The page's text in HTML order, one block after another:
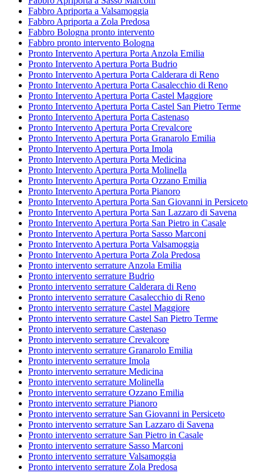
Fabbro Apriporta a Valsamoggia
Fabbro Apriporta a Zola Predosa
Fabbro Bologna pronto intervento
Fabbro pronto intervento Bologna
Pronto Intervento Apertura Porta Anzola Emilia
Pronto Intervento Apertura Porta Budrio
Pronto Intervento Apertura Porta Calderara di Reno
Pronto Intervento Apertura Porta Casalecchio di Reno
Pronto Intervento Apertura Porta Castel Maggiore
Pronto Intervento Apertura Porta Castel San Pietro Terme
Pronto Intervento Apertura Porta Castenaso
Pronto Intervento Apertura Porta Crevalcore
Pronto Intervento Apertura Porta Granarolo Emilia
Pronto Intervento Apertura Porta Imola
Pronto Intervento Apertura Porta Medicina
Pronto Intervento Apertura Porta Molinella
Pronto Intervento Apertura Porta Ozzano Emilia
Pronto Intervento Apertura Porta Pianoro
Pronto Intervento Apertura Porta San Giovanni in Persiceto
Pronto Intervento Apertura Porta San Lazzaro di Savena
Pronto Intervento Apertura Porta San Pietro in Casale
Pronto Intervento Apertura Porta Sasso Marconi
Pronto Intervento Apertura Porta Valsamoggia
Pronto Intervento Apertura Porta Zola Predosa
Pronto intervento serrature Anzola Emilia
Pronto intervento serrature Budrio
Pronto intervento serrature Calderara di Reno
Pronto intervento serrature Casalecchio di Reno
Pronto intervento serrature Castel Maggiore
Pronto intervento serrature Castel San Pietro Terme
Pronto intervento serrature Castenaso
Pronto intervento serrature Crevalcore
Pronto intervento serrature Granarolo Emilia
Pronto intervento serrature Imola
Pronto intervento serrature Medicina
Pronto intervento serrature Molinella
Pronto intervento serrature Ozzano Emilia
Pronto intervento serrature Pianoro
Pronto intervento serrature San Giovanni in Persiceto
Pronto intervento serrature San Lazzaro di Savena
Pronto intervento serrature San Pietro in Casale
Pronto intervento serrature Sasso Marconi
Pronto intervento serrature Valsamoggia
Pronto intervento serrature Zola Predosa